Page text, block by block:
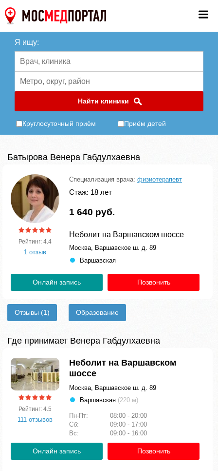
Я ищу:
Найти клиники
Круглосуточный приём Приём детей
Батырова Венера Габдулхаевна
Рейтинг: 4.4
1 отзыв
Специализация врача: физиотерапевт
Стаж: 18 лет
1 640 руб.
Неболит на Варшавском шоссе
Москва, Варшавское ш. д. 89
Варшавская
Онлайн запись Позвонить
Отзывы (1) Образование
Где принимает Венера Габдулхаевна
Рейтинг: 4.5
111 отзывов
Неболит на Варшавском
шоссе
Москва, Варшавское ш. д. 89
Варшавская (220 м)
Пн-Пт:
08:00 - 20:00
Сб:
09:00 - 17:00
Вс:
09:00 - 16:00
Онлайн запись Позвонить